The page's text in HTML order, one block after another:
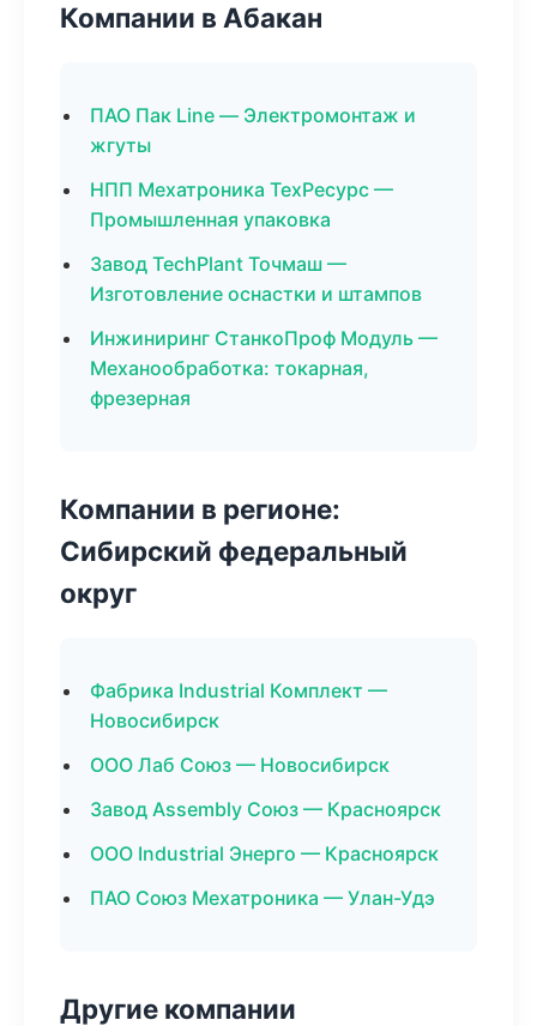
Компании в Абакан
ПАО Пак Line — Электромонтаж и
жгуты
НПП Мехатроника ТехРесурс —
Промышленная упаковка
Завод TechPlant Точмаш —
Изготовление оснастки и штампов
Инжиниринг СтанкоПроф Модуль —
Механообработка: токарная,
фрезерная
Компании в регионе:
Сибирский федеральный
округ
Фабрика Industrial Комплект —
Новосибирск
ООО Лаб Союз — Новосибирск
Завод Assembly Союз — Красноярск
ООО Industrial Энерго — Красноярск
ПАО Союз Мехатроника — Улан-Удэ
Другие компании